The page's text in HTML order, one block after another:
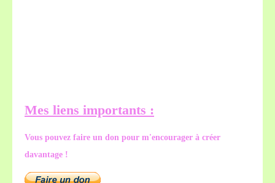
Mes liens importants :
Vous pouvez faire un don pour m'encourager à créer
davantage !